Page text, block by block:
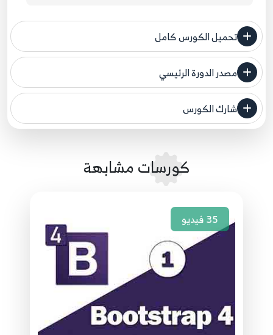
تحميل الكورس كامل
مصدر الدورة الرئيسي
فنحن لا ندعي ملكية أي دورة ولهذا نضع المصدر الأصلي لكم
شارك الكورس
كورسات مشابهة
35فيديو